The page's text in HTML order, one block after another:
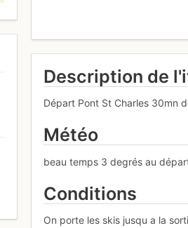
Description de
Départ Pont St Charles 30mn
Météo
beau temps 3 degrés au
Conditions
On porte les skis jusqu a la